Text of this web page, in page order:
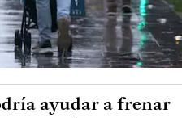
ayudar a frenar